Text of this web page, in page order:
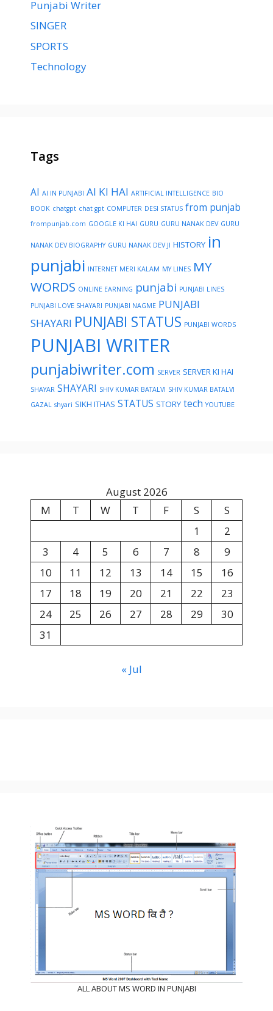
Punjabi Writer
SINGER
SPORTS
Technology
Tags
AI AI IN PUNJABI AI KI HAI ARTIFICIAL INTELLIGENCE BIO
BOOK chatgpt chat gpt COMPUTER DESI STATUS from punjab
frompunjab.com GOOGLE KI HAI GURU GURU NANAK DEV GURU
NANAK DEV BIOGRAPHY GURU NANAK DEV JI HISTORY in
punjabi INTERNET MERI KALAM MY LINES MY
WORDS ONLINE EARNING punjabi PUNJABI LINES
PUNJABI LOVE SHAYARI PUNJABI NAGME PUNJABI
SHAYARI PUNJABI STATUS PUNJABI WORDS
PUNJABI WRITER
punjabiwriter.com SERVER SERVER KI HAI
SHAYAR SHAYARI SHIV KUMAR BATALVI SHIV KUMAR BATALVI
GAZAL shyari SIKH ITHAS STATUS STORY tech YOUTUBE
August 2026
M
T W T F S
S
1
2
3
4 5 6 7 8
9
10
11 12 13 14 15
16
17
18 19 20 21 22
23
24
25 26 27 28 29
30
31
« Jul
ALL ABOUT MS WORD IN PUNJABI